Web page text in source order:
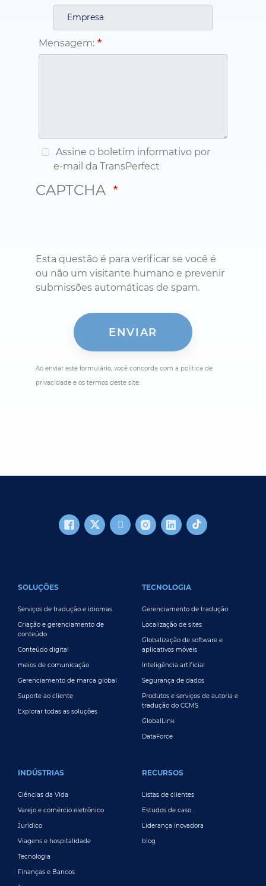
Mensagem:
Assine o boletim informativo por
e-mail da TransPerfect
CAPTCHA
Esta questão é para verificar se você é
ou não um visitante humano e prevenir
submissões automáticas de spam.
Ao enviar este formulário, você concorda com a política de
privacidade e os termos deste site.
SOLUÇÕES
Serviços de tradução e idiomas
Criação e gerenciamento de
conteúdo
Conteúdo digital
meios de comunicação
Gerenciamento de marca global
Suporte ao cliente
Explorar todas as soluções
TECNOLOGIA
Gerenciamento de tradução
Localização de sites
Globalização de software e
aplicativos móveis
Inteligência artificial
Segurança de dados
Produtos e serviços de autoria e
tradução do CCMS
GlobalLink
DataForce
INDÚSTRIAS
Ciências da Vida
Varejo e comércio eletrônico
Jurídico
Viagens e hospitalidade
Tecnologia
Finanças e Bancos
RECURSOS
Listas de clientes
Estudos de caso
Liderança inovadora
blog